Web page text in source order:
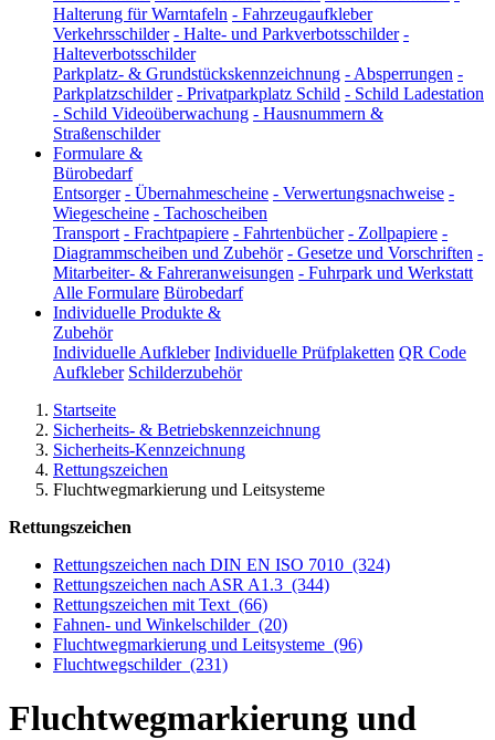
Halterung für Warntafeln - Fahrzeugaufkleber
Verkehrsschilder - Halte- und Parkverbotsschilder -
Halteverbotsschilder
Parkplatz- & Grundstückskennzeichnung - Absperrungen -
Parkplatzschilder - Privatparkplatz Schild - Schild Ladestation
- Schild Videoüberwachung - Hausnummern &
Straßenschilder
Formulare &
Bürobedarf
Entsorger - Übernahmescheine - Verwertungsnachweise -
Wiegescheine - Tachoscheiben
Transport - Frachtpapiere - Fahrtenbücher - Zollpapiere -
Diagrammscheiben und Zubehör - Gesetze und Vorschriften -
Mitarbeiter- & Fahreranweisungen - Fuhrpark und Werkstatt
Alle Formulare Bürobedarf
Individuelle Produkte &
Zubehör
Individuelle Aufkleber Individuelle Prüfplaketten QR Code
Aufkleber Schilderzubehör
Startseite
Sicherheits- & Betriebskennzeichnung
Sicherheits-Kennzeichnung
Rettungszeichen
Fluchtwegmarkierung und Leitsysteme
Rettungszeichen
Rettungszeichen nach DIN EN ISO 7010 (324)
Rettungszeichen nach ASR A1.3 (344)
Rettungszeichen mit Text (66)
Fahnen- und Winkelschilder (20)
Fluchtwegmarkierung und Leitsysteme (96)
Fluchtwegschilder (231)
Fluchtwegmarkierung und